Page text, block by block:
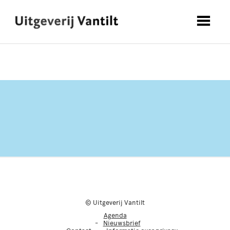
© Uitgeverij Vantilt
Agenda
Nieuwsbrief